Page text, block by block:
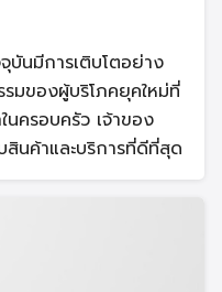
บันมีการเติบโตอย่าง
มของผู้บริโภคยุคใหม่ที่
นครอบครัว เจ้าของ
สินค้าและบริการที่ดีที่สุด